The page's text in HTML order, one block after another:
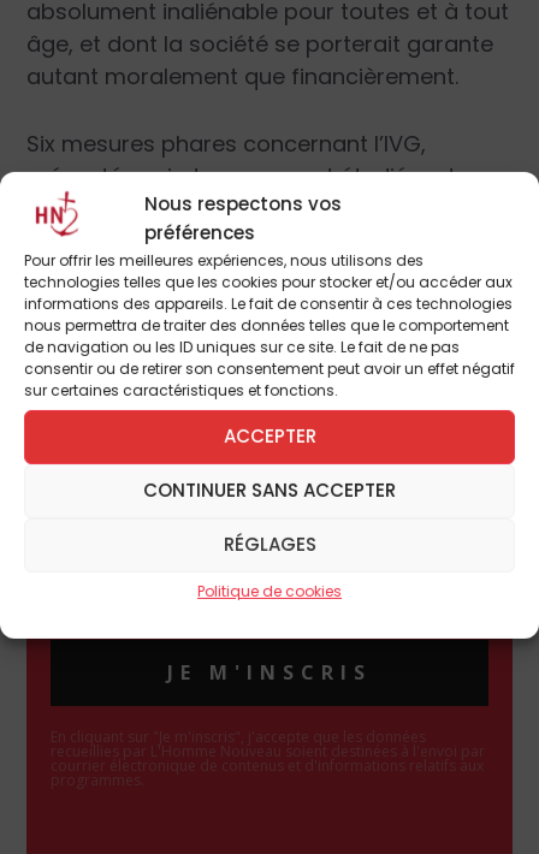
Nous respectons vos
préférences
Pour offrir les meilleures expériences, nous utilisons des
technologies telles que les cookies pour stocker et/ou accéder aux
informations des appareils. Le fait de consentir à ces technologies
nous permettra de traiter des données telles que le comportement
de navigation ou les ID uniques sur ce site. Le fait de ne pas
consentir ou de retirer son consentement peut avoir un effet négatif
sur certaines caractéristiques et fonctions.
ACCEPTER
CONTINUER SANS ACCEPTER
RÉGLAGES
Politique de cookies
absolument inaliénable pour toutes et à tout
âge, et dont la société se porterait garante
autant moralement que financièrement.
Six mesures phares concernant l’IVG,
présentées ci-dessous, sont étudiées dans
le cadre du projet de loi. À l’heure actuelle,
on ne peut encore savoir lesquelles seront
adoptées ou non.
INFOLETTRE
Je désire recevoir la lettre d'information de L'Homme
JE M'INSCRIS
En cliquant sur "Je m'inscris", j'accepte que les données
recueillies par L'Homme Nouveau soient destinées à l'envoi par
courrier électronique de contenus et d'informations relatifs aux
programmes.